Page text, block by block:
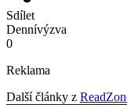
Sdílet
Dennívýzva
0
Reklama
Další články z